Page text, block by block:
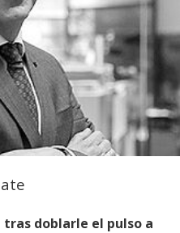
tras doblarle el pulso a